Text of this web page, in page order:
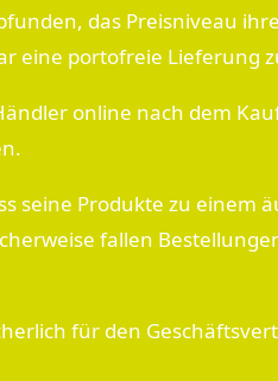
das Preisniveau
eine portofreie Lieferung
online nach dem
seine Produkte zu
fallen
für den